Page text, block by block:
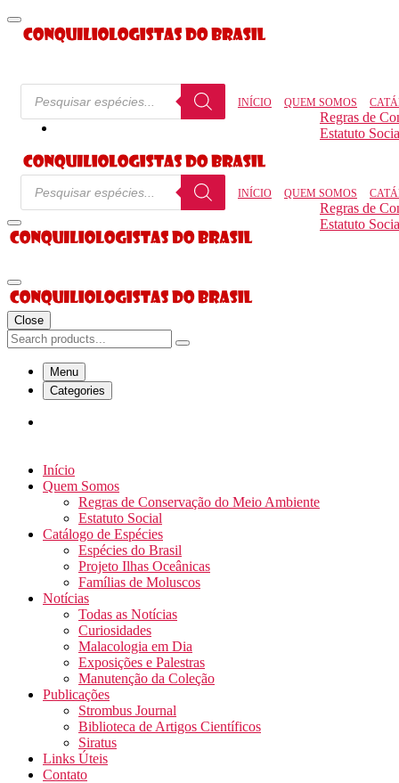
INÍCIO QUEM SOMOS
Regras de
Estatuto
INÍCIO QUEM SOMOS
Regras de
Estatuto
Close
Menu
Categories
Início
Quem Somos
Regras de Conservação do Meio Ambiente
Estatuto Social
Catálogo de Espécies
Espécies do Brasil
Projeto Ilhas Oceânicas
Famílias de Moluscos
Notícias
Todas as Notícias
Curiosidades
Malacologia em Dia
Exposições e Palestras
Manutenção da Coleção
Publicações
Strombus Journal
Biblioteca de Artigos Científicos
Siratus
Links Úteis
Contato